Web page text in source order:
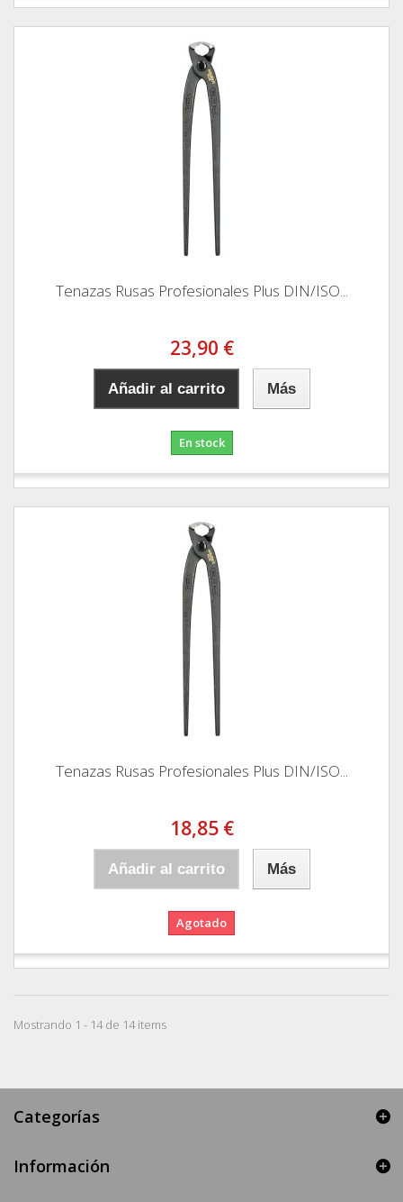
Tenazas Rusas Profesionales Plus DIN/ISO...
23,90 €
Añadir al carrito Más
En stock
Tenazas Rusas Profesionales Plus DIN/ISO...
18,85 €
Añadir al carrito Más
Agotado
Mostrando 1 - 14 de 14 items
Categorías
Información